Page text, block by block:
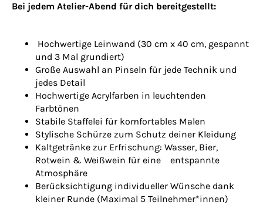
Bei jedem Atelier-Abend für dich bereitgestellt:
Hochwertige Leinwand (30 cm x 40 cm, gespannt
und 3 Mal grundiert)
Große Auswahl an Pinseln für jede Technik und
jedes Detail
Hochwertige Acrylfarben in leuchtenden
Farbtönen
Stabile Staffelei für komfortables Malen
Stylische Schürze zum Schutz deiner Kleidung
Kaltgetränke zur Erfrischung: Wasser, Bier,
Rotwein & Weißwein für eine entspannte
Atmosphäre
Berücksichtigung individueller Wünsche dank
kleiner Runde (Maximal 5 Teilnehmer*innen)